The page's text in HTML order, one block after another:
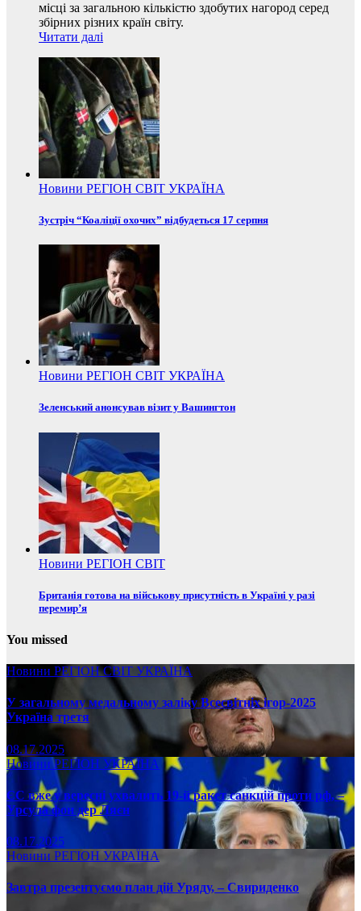
місці за загальною кількістю здобутих нагород серед
збірних різних країн світу.
Читати далі
Новини РЕГІОН СВІТ УКРАЇНА
Зустріч “Коаліції охочих” відбудеться 17 серпня
Новини РЕГІОН СВІТ УКРАЇНА
Зеленський анонсував візит у Вашингтон
Новини РЕГІОН СВІТ
Британія готова на військову присутність в Україні у разі
перемир’я
You missed
Новини РЕГІОНСВІТ УКРАЇНА
У загальному медальному заліку Всесвітніх ігор-2025
Україна третя
08.17.2025
НовиниРЕГІОН УКРАЇНА
ЄС вже у вересні ухвалить 19-й ракет санкцій проти рф, –
Урсула фон дер Ляєн
08.17.2025
Новини РЕГІОН УКРАЇНА
Завтра презентуємо план дій Уряду, – Свириденко